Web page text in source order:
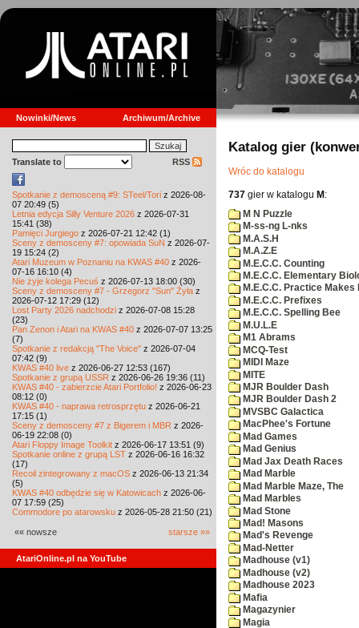
Nowinki/News Archiwum/Archive
Translate to RSS
Spotkanie z demosceną #9: STeel/Tori z 2026-08-
07 20:49 (5)
Letnia edycja Silly Venture 2026 z 2026-07-31
15:41 (38)
Pamięci Jurgiego z 2026-07-21 12:42 (1)
Sceny z demosceny #7: opowiada SuN z 2026-07-
19 15:24 (2)
Atari Muzeum w Poznaniu na KWAS #40 z 2026-
07-16 16:10 (4)
Nie żyje kolega Pecuś z 2026-07-13 18:00 (30)
Sceny z demosceny #7 - Grzegorz "Sun" Żyła z
2026-07-12 17:29 (12)
Lost Party 2026 nadchodzi z 2026-07-08 15:28
(23)
Pan Zenon i Atari na KWAS #40 z 2026-07-07 13:25
(7)
Spotkanie z redakcją "The Voice" z 2026-07-04
07:42 (9)
KWAS #40 live z 2026-06-27 12:53 (167)
Spotkanie z grupą USSR z 2026-06-26 19:36 (11)
KWAS #40 - zabierzcie Atari Portfolio! z 2026-06-23
08:12 (0)
KWAS #40 - naprawa retrosprzętu z 2026-06-21
17:15 (1)
Sceny z demosceny #7 z Bigerem i MBR z 2026-
06-19 22:08 (0)
Atari Floppy Image Toolkit z 2026-06-17 13:51 (9)
Spotkanie online z grupą LST z 2026-06-16 16:32
(17)
Recoil zintegrowany z macOS z 2026-06-13 21:34
(5)
KWAS #40 odbędzie się w Katowicach z 2026-06-
07 17:59 (25)
Commodore po atarowsku z 2026-05-28 21:50 (21)
«« nowsze starsze »»
AtariOnline.pl na YouTube
Katalog gier
Wróc do katalogu
737 gier w katalogu M :
M N Puzzle
M-ss-ng L-nks
M.A.S.H
M.A.Z.E
M.E.C.C. Counting
M.E.C.C. Elementary
M.E.C.C. Practice Makes
M.E.C.C. Prefixes
M.E.C.C. Spelling Bee
M.U.L.E
M1 Abrams
MCQ-Test
MIDI Maze
MITE
MJR Boulder Dash
MJR Boulder Dash 2
MVSBC Galactica
MacPhee's Fortune
Mad Games
Mad Genius
Mad Jax Death Races
Mad Marble
Mad Marble Maze, The
Mad Marbles
Mad Stone
Mad! Masons
Mad's Revenge
Mad-Netter
Madhouse (v1)
Madhouse (v2)
Madhouse 2023
Mafia
Magazynier
Magia